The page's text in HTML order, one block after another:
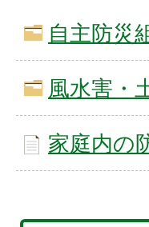
自主防災
風水害・
家庭内の